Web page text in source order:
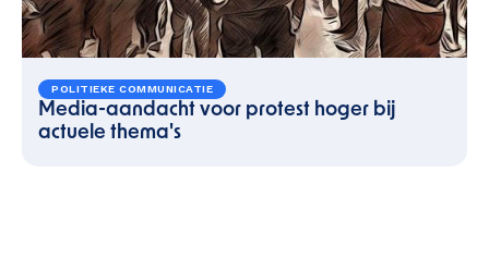
POLITIEKE COMMUNICATIE
Media-aandacht voor protest hoger bij
actuele thema's